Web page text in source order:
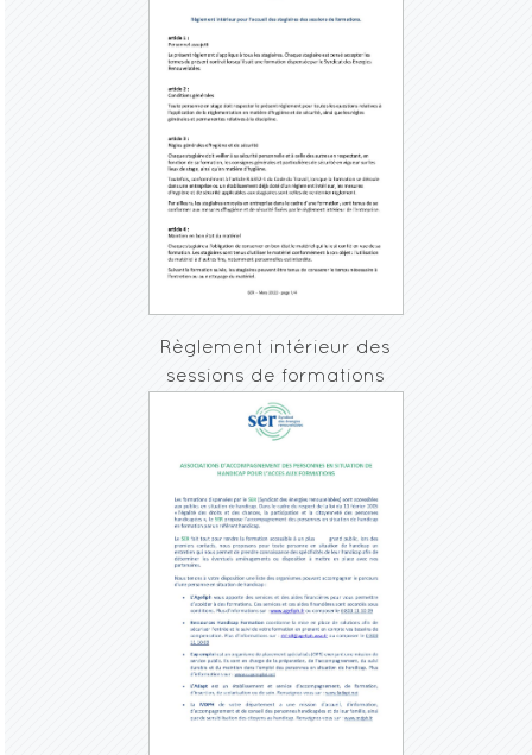
Règlement intérieur des
sessions de formations